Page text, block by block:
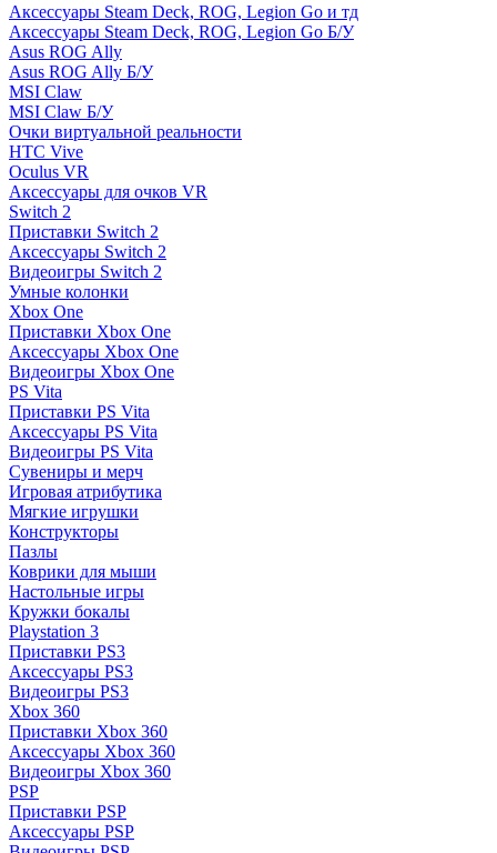
Аксессуары Steam Deck, ROG, Legion Go и тд
Аксессуары Steam Deck, ROG, Legion Go Б/У
Asus ROG Ally
Asus ROG Ally Б/У
MSI Claw
MSI Claw Б/У
Очки виртуальной реальности
HTC Vive
Oculus VR
Аксессуары для очков VR
Switch 2
Приставки Switch 2
Аксессуары Switch 2
Видеоигры Switch 2
Умные колонки
Xbox One
Приставки Xbox One
Аксессуары Xbox One
Видеоигры Xbox One
PS Vita
Приставки PS Vita
Аксессуары PS Vita
Видеоигры PS Vita
Сувениры и мерч
Игровая атрибутика
Мягкие игрушки
Конструкторы
Пазлы
Коврики для мыши
Настольные игры
Кружки бокалы
Playstation 3
Приставки PS3
Аксессуары PS3
Видеоигры PS3
Xbox 360
Приставки Xbox 360
Аксессуары Xbox 360
Видеоигры Xbox 360
PSP
Приставки PSP
Аксессуары PSP